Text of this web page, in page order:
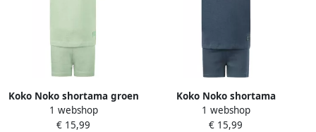
Koko Noko shortama groen
1 webshop
€ 15,99
Koko Noko shortama
donkerblauw
1 webshop
€ 15,99